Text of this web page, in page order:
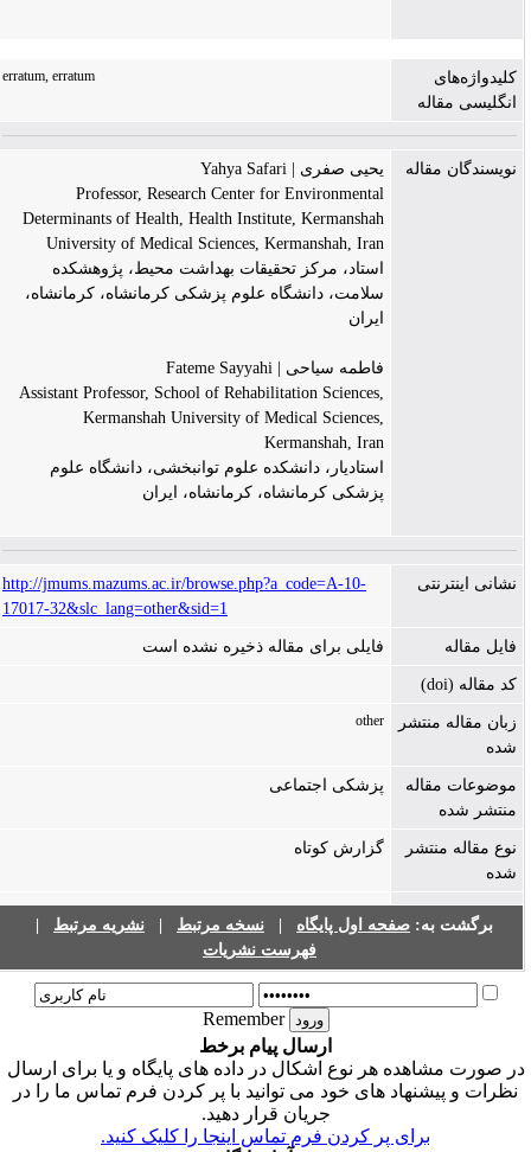
کلیدواژه‌های
انگلیسی مقاله
erratum, erratum
نویسندگان مقاله
یحیی صفری | Yahya Safari
Professor, Research Center for Environmental
Determinants of Health, Health Institute, Kermanshah
University of Medical Sciences, Kermanshah, Iran
استاد، مرکز تحقیقات بهداشت محیط، پژوهشکده
سلامت، دانشگاه علوم پزشکی کرمانشاه، کرمانشاه،
ایران
فاطمه سیاحی | Fateme Sayyahi
Assistant Professor, School of Rehabilitation Sciences,
Kermanshah University of Medical Sciences,
Kermanshah, Iran
استادیار، دانشکده علوم توانبخشی، دانشگاه علوم
پزشکی کرمانشاه، کرمانشاه، ایران
نشانی اینترنتی
http://jmums.mazums.ac.ir/browse.php?a_code=A-10-
17017-32&slc_lang=other&sid=1
فایل مقاله فایلی برای مقاله ذخیره نشده است
کد مقاله (doi)
زبان مقاله منتشر
شده
other
موضوعات مقاله
منتشر شده
پزشکی اجتماعی
نوع مقاله منتشر
شده
گزارش کوتاه
برگشت به:صفحه اول پایگاه| نسخه مرتبط| نشریه مرتبط|
فهرست نشریات
Remember
ارسال پیام برخط
صورت مشاهده هر نوع اشکال در داده های پایگاه و یا برای ارسال
نظرات و پیشنهاد های خود می توانید با پر کردن فرم تماس ما را در
جریان قرار دهید.
برای پر کردن فرم تماس اینجا را کلیک کنید.